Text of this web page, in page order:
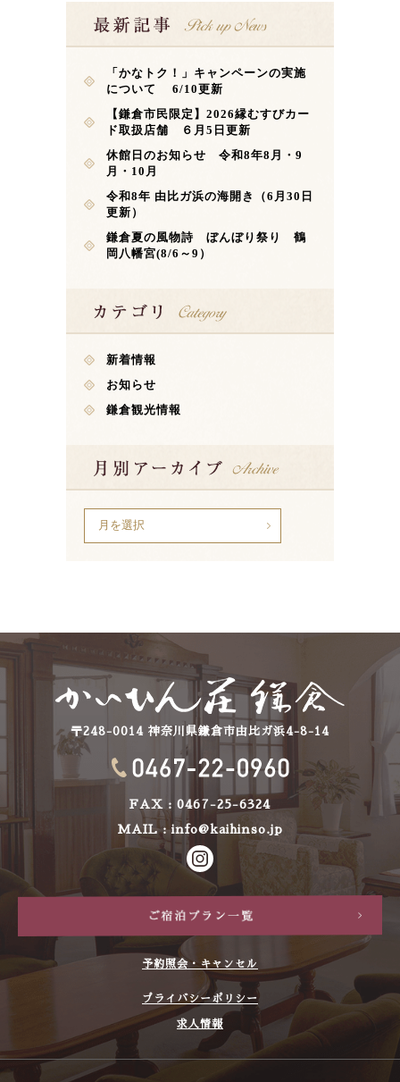
「かなトク！」キャンペーンの実施
について 6/10更新
【鎌倉市民限定】2026縁むすびカー
ド取扱店舗 ６月5日更新
休館日のお知らせ 令和8年8月・9
月・10月
令和8年 由比ガ浜の海開き（6月30日
更新）
鎌倉夏の風物詩 ぼんぼり祭り 鶴
岡八幡宮(8/6～9）
新着情報
お知らせ
鎌倉観光情報
〒248-0014 神奈川県鎌倉市由比ガ浜4-8-14
FAX : 0467-25-6324
MAIL :info@kaihinso.jp
予約照会・キャンセル
プライバシーポリシー
求人情報